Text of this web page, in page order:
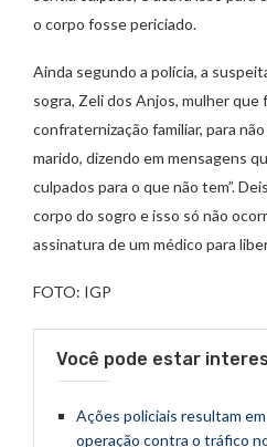
o corpo fosse periciado.
Ainda segundo a polícia, a
sogra, Zeli dos Anjos, mulher que
confraternização familiar, para
marido, dizendo em mensagens
culpados para o que não tem”.
corpo do sogro e isso só não
assinatura de um médico para
FOTO: IGP
Você pode estar
Ações policiais resultam
operação contra o tráfico